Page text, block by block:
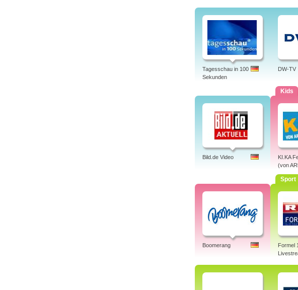
Tagesschau in 100
Sekunden
DW-TV
Bild.de Video
Kids
KI.KA
(von
Boomerang
Sport
Formel 1